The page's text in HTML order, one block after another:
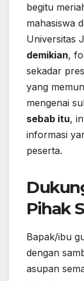
begitu
mahasiswa
Universitas
demikian,
sekadar
yang
mengenai
sebab itu,
informasi
peserta.
Pihak
Bapak/ibu
dengan
asupan